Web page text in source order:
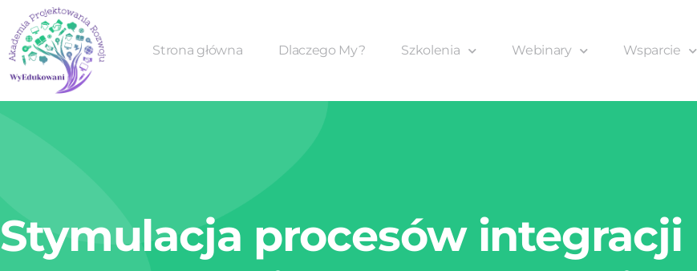
Strona główna Dlaczego My? Szkolenia Webinary Wsparcie
Stymulacja procesów integracji